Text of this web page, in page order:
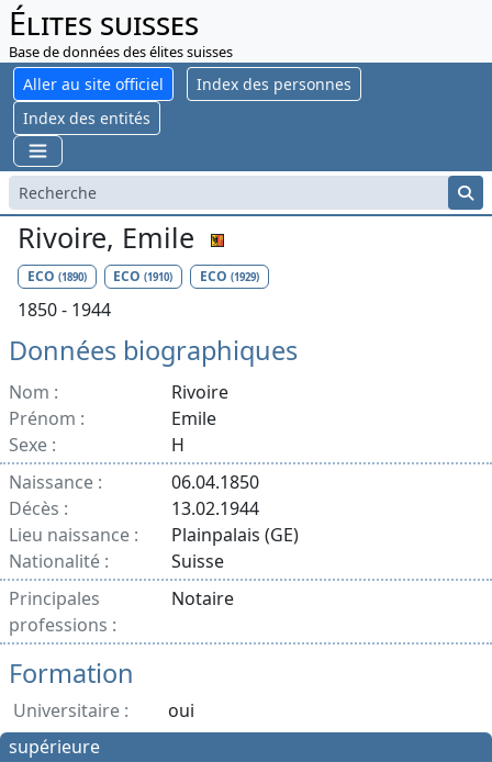
Élites suisses
Base de données des élites suisses
Aller au site officiel
Index des personnes
Index des entités
Rivoire, Emile
ECO (1890) ECO(1910) ECO (1929)
1850 - 1944
Données biographiques
Nom :
Rivoire
Prénom :
Emile
Sexe :
H
Naissance :
06.04.1850
Décès :
13.02.1944
Lieu naissance :
Plainpalais (GE)
Nationalité :
Suisse
Principales
professions :
Notaire
Formation
Universitaire :
oui
supérieure